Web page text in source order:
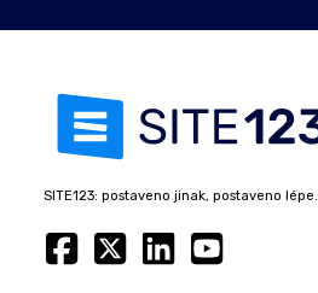
SITE123: postaveno jinak, postaveno lépe.